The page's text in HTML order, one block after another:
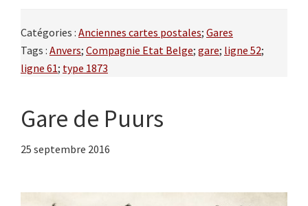
Catégories : Anciennes cartes postales; Gares
Tags : Anvers; Compagnie Etat Belge; gare; ligne 52;
ligne 61; type 1873
Gare de Puurs
25 septembre 2016